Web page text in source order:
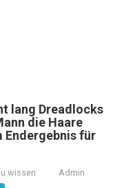
lang Dreadlocks
die Haare
Endergebnis für
wissen Admin